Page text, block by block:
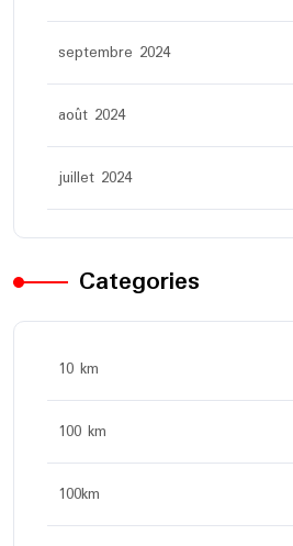
septembre 2024
août 2024
juillet 2024
Categories
10 km
100 km
100km